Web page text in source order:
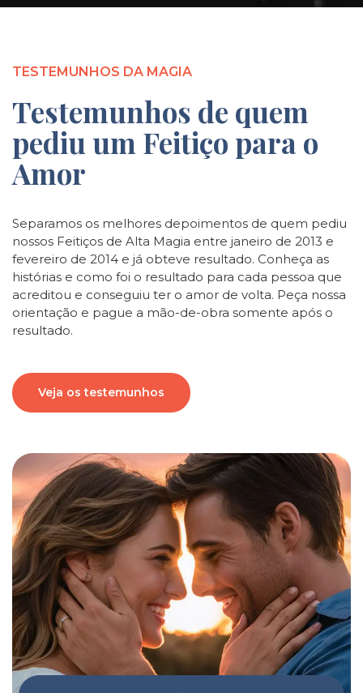
TESTEMUNHOS DA MAGIA
Testemunhos de quem
pediu um Feitiço para o
Amor
Separamos os melhores depoimentos de quem pediu
nossos Feitiços de Alta Magia entre janeiro de 2013 e
fevereiro de 2014 e já obteve resultado. Conheça as
histórias e como foi o resultado para cada pessoa que
acreditou e conseguiu ter o amor de volta. Peça nossa
orientação e pague a mão-de-obra somente após o
resultado.
Veja os testemunhos